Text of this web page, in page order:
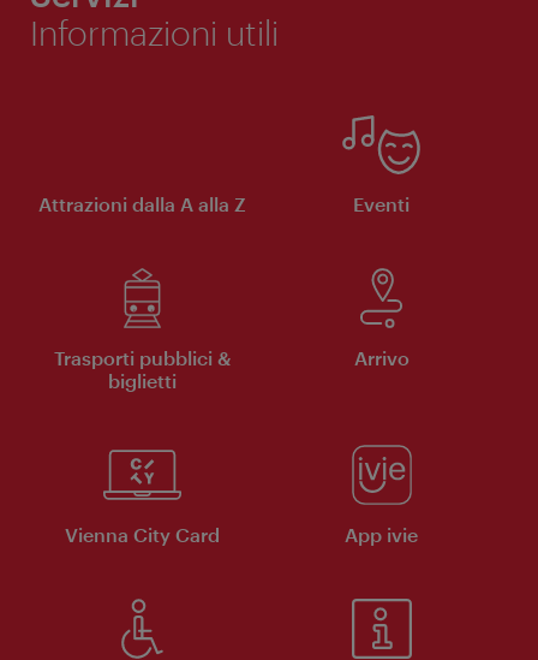
Informazioni utili
Attrazioni dalla A alla Z Eventi
Trasporti pubblici &
biglietti
Arrivo
Vienna City Card App ivie